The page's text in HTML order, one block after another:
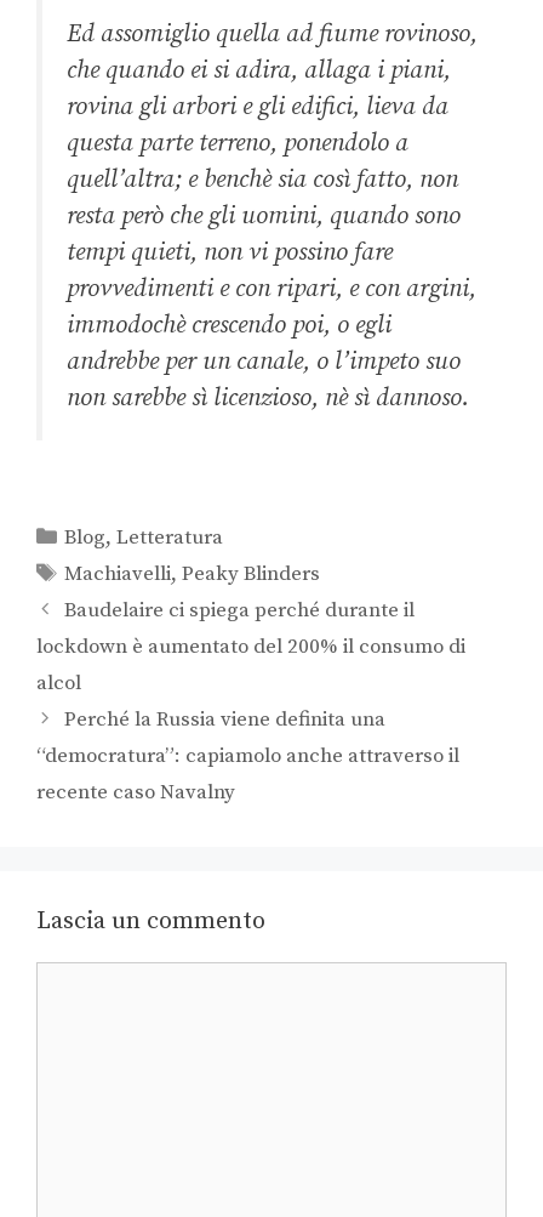
Ed assomiglio quella ad fiume rovinoso,
che quando ei si adira, allaga i piani,
rovina gli arbori e gli edifici, lieva da
questa parte terreno, ponendolo a
quell’altra; e benchè sia così fatto, non
resta però che gli uomini, quando sono
tempi quieti, non vi possino fare
provvedimenti e con ripari, e con argini,
immodochè crescendo poi, o egli
andrebbe per un canale, o l’impeto suo
non sarebbe sì licenzioso, nè sì dannoso.
Blog,Letteratura
Machiavelli,Peaky Blinders
Baudelaire ci spiega perché durante il
lockdown è aumentato del 200% il consumo di
alcol
Perché la Russia viene definita una
“democratura”: capiamolo anche attraverso il
recente caso Navalny
Lascia un commento